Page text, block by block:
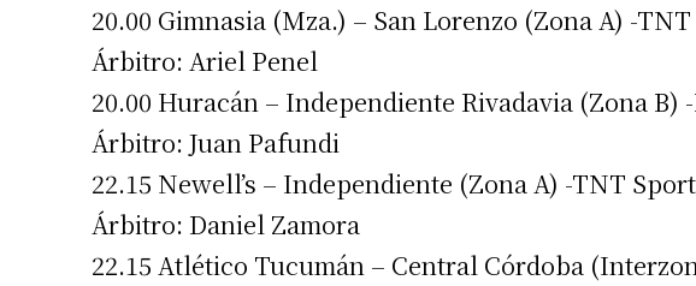
20.00 Gimnasia (Mza.) – San Lorenzo (Zona A) -
Árbitro: Ariel Penel
20.00 Huracán – Independiente Rivadavia (Zona B)
Árbitro: Juan Pafundi
22.15 Newell’s – Independiente (Zona A) -TNT
Árbitro: Daniel Zamora
22.15 Atlético Tucumán – Central Córdoba